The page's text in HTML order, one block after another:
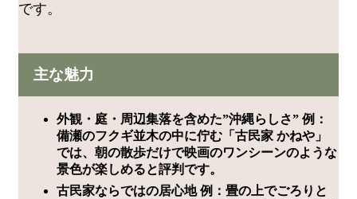
です。
主な魅力
外観・庭・周辺集落を含めた”沖縄らしさ” 例：
備瀬のフクギ並木の中に佇む「古民家 かねや」
では、朝の散歩だけで映画のワンシーンのような
景色が楽しめると評判です。
古民家ならではの居心地 例：畳の上でごろりと